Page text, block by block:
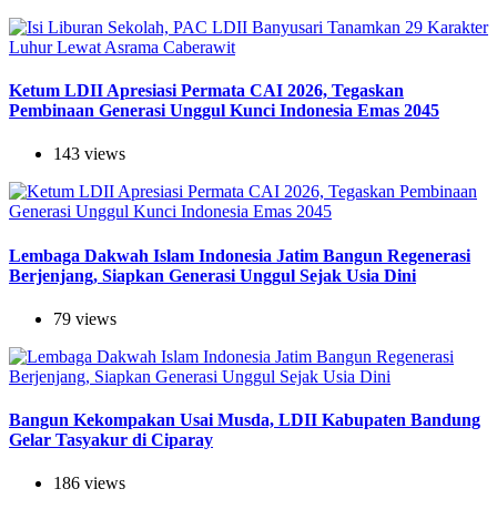
Ketum LDII Apresiasi Permata CAI 2026, Tegaskan
Pembinaan Generasi Unggul Kunci Indonesia Emas 2045
143 views
Lembaga Dakwah Islam Indonesia Jatim Bangun Regenerasi
Berjenjang, Siapkan Generasi Unggul Sejak Usia Dini
79 views
Bangun Kekompakan Usai Musda, LDII Kabupaten Bandung
Gelar Tasyakur di Ciparay
186 views